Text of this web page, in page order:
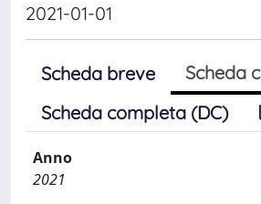
2021-01-01
Scheda breve
Scheda
Scheda completa (DC)
Anno
2021